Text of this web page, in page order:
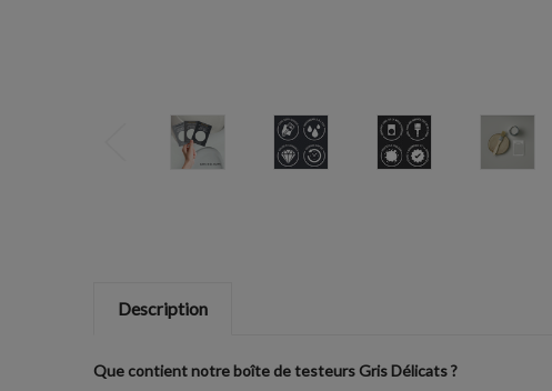
Description
Que contient notre boîte de testeurs Gris Délicats ?